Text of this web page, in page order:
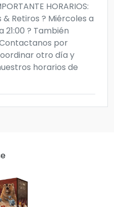
HORARIOS:
& Retiros ? Miércoles a
21:00 ?️ También
por
otro día y
horarios de